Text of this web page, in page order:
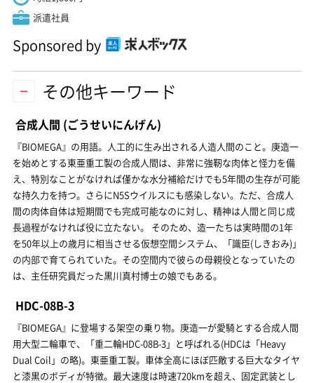
派遣社員
Sponsored by
その他キーワード
合成人間 (ごうせいにんげん)
『BIOMEGA』の用語。人工的に生み出される人造人間のこと。庚造一
を始めとする東亜重工製の合成人間は、非常に強靭な肉体と怪力を備
え、特別なことがなければ僅かな水分補給だけでも5年間の生存が可能
な持久力を持つ。さらにN5Sウイルスにも感染しない。ただ、合成人
間の肉体自体は短期間でも完成可能なのに対し、精神は人間と同じ成
長過程がなければ役に立たない。 そのため、造一たちは実時間の1年
を50年以上の歳月に相当させる仮想空間システム、「識臣(しきおみ)」
の内部で育てられていた。その空間内で彼らの母親役となっていたの
は、主任研究員だった黒川真村博士の娘でもある。
HDC-08B-3
『BIOMEGA』に登場する架空の乗り物。庚造一が愛騎とする合成人間
用大型二輪車で、「重二輪HDC-08B-3」と呼ばれる(HDCは「Heavy
Dual Coil」の略)。東亜重工製。車体全高にほぼ匹敵する巨大なタイヤ
と漆黒のボディが特徴。最大速度は時速720kmを超え、固定武装とし